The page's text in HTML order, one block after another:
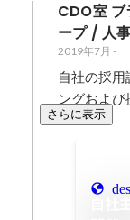
CDO室 ブ
ープ / 人
2019年7月 -
自社の採
ングおよび
さらに表示